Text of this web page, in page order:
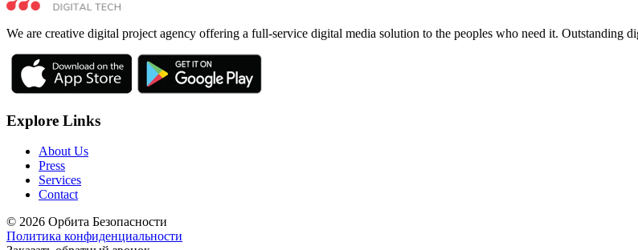
We are creative digital project agency offering a full-service digital media solution to the peoples who need it. Outstanding
Explore Links
About Us
Press
Services
Contact
© 2026 Орбита Безопасности
Политика конфиденциальности